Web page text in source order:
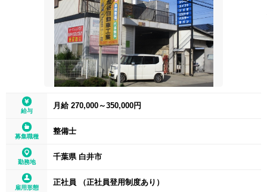
給与
月給 270,000～350,000円
募集職種
整備士
勤務地
千葉県 白井市
雇用形態
正社員 （正社員登用制度あり）